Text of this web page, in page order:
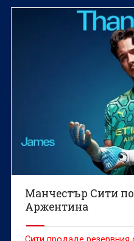
Манчестър Сити
Аржентина